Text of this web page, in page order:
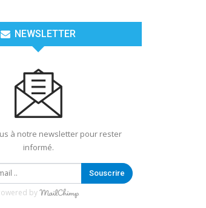
NEWSLETTER
à notre newsletter pour rester
informé.
Souscrire
by